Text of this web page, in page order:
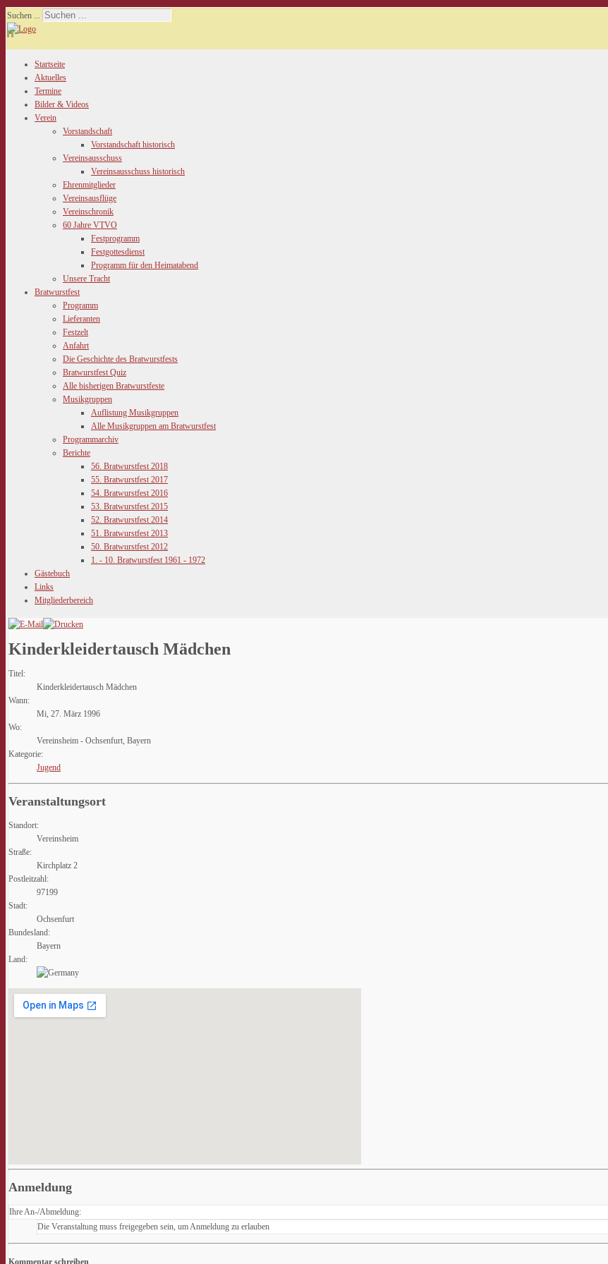
Suchen ...
Startseite
Aktuelles
Termine
Bilder & Videos
Verein
Vorstandschaft
Vorstandschaft historisch
Vereinsausschuss
Vereinsausschuss historisch
Ehrenmitglieder
Vereinsausflüge
Vereinschronik
60 Jahre VTVO
Festprogramm
Festgottesdienst
Programm für den Heimatabend
Unsere Tracht
Bratwurstfest
Programm
Lieferanten
Festzelt
Anfahrt
Die Geschichte des Bratwurstfests
Bratwurstfest Quiz
Alle bisherigen Bratwurstfeste
Musikgruppen
Auflistung Musikgruppen
Alle Musikgruppen am Bratwurstfest
Programmarchiv
Berichte
56. Bratwurstfest 2018
55. Bratwurstfest 2017
54. Bratwurstfest 2016
53. Bratwurstfest 2015
52. Bratwurstfest 2014
51. Bratwurstfest 2013
50. Bratwurstfest 2012
1. - 10. Bratwurstfest 1961 - 1972
Gästebuch
Links
Mitgliederbereich
Kinderkleidertausch Mädchen
Titel:
Kinderkleidertausch Mädchen
Wann:
Mi, 27. März 1996
Wo:
Vereinsheim - Ochsenfurt, Bayern
Kategorie:
Jugend
Veranstaltungsort
Standort:
Vereinsheim
Straße:
Kirchplatz 2
Postleitzahl:
97199
Stadt:
Ochsenfurt
Bundesland:
Bayern
Land:
Anmeldung
Ihre An-/Abmeldung:
Die Veranstaltung muss freigegeben sein, um Anmeldung zu erlauben
Kommentar schreiben